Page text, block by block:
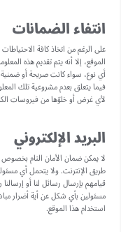
انتفاء الضمانات
على الرغم من اتخاذ كافة
الموقع، إلا أنه يتم تقديم هذه
أي نوع، سواء كانت صريحة أو
فيما يتعلق بعدم مشروعية تلك
لأي غرض أو خلوّها من فيروسات
البريد الإلكتروني
لا يمكن ضمان الأمان التام بخصوص
طريق الإنترنت. ولا يتحمل أي
قيامهم بإرسال رسائل لنا أو
مسئولين بأي شكل عن أية أضرار
استخدام هذا الموقع.